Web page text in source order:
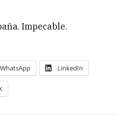
Impecable.
WhatsApp LinkedIn